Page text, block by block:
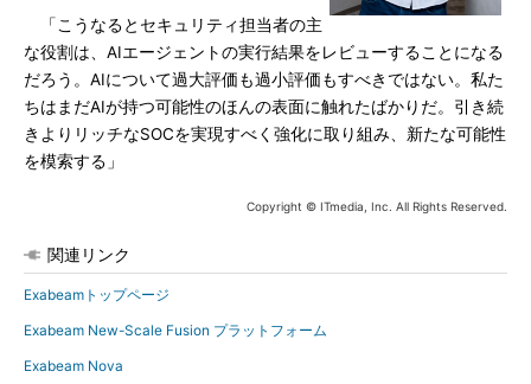
「こうなるとセキュリティ担当者の主
な役割は、AIエージェントの実行結果をレビューすることになる
だろう。AIについて過大評価も過小評価もすべきではない。私た
ちはまだAIが持つ可能性のほんの表面に触れたばかりだ。引き続
きよりリッチなSOCを実現すべく強化に取り組み、新たな可能性
を模索する」
Copyright © ITmedia, Inc. All Rights Reserved.
関連リンク
Exabeamトップページ
Exabeam New-Scale Fusion プラットフォーム
Exabeam Nova